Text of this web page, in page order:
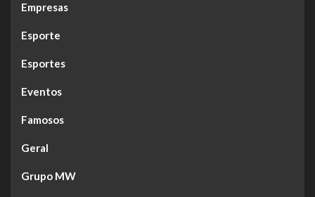
Empresas
Esporte
Esportes
Eventos
Famosos
Geral
Grupo MW